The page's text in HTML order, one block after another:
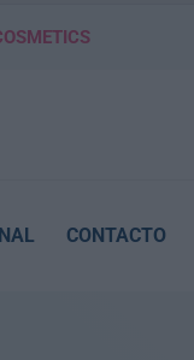
CONTACTO